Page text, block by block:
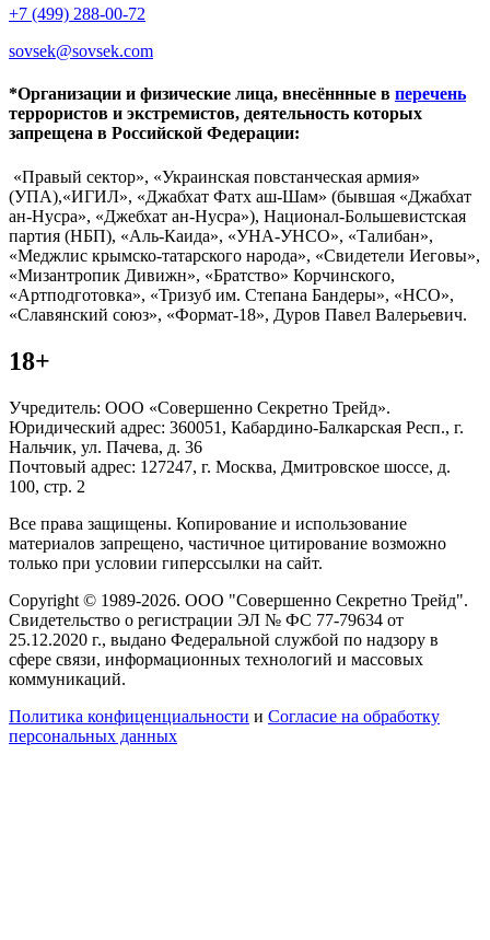
+7 (499) 288-00-72
sovsek@sovsek.com
*Организации и физические лица, внесённные в перечень
террористов и экстремистов, деятельность которых
запрещена в Российской Федерации:
«Правый сектор», «Украинская повстанческая армия»
(УПА),«ИГИЛ», «Джабхат Фатх аш-Шам» (бывшая «Джабхат
ан-Нусра», «Джебхат ан-Нусра»), Национал-Большевистская
партия (НБП), «Аль-Каида», «УНА-УНСО», «Талибан»,
«Меджлис крымско-татарского народа», «Свидетели Иеговы»,
«Мизантропик Дивижн», «Братство» Корчинского,
«Артподготовка», «Тризуб им. Степана Бандеры», «НСО»,
«Славянский союз», «Формат-18», Дуров Павел Валерьевич.
18+
Учредитель: ООО «Совершенно Секретно Трейд».
Юридический адрес: 360051, Кабардино-Балкарская Респ., г.
Нальчик, ул. Пачева, д. 36
Почтовый адрес: 127247, г. Москва, Дмитровское шоссе, д.
100, стр. 2
Все права защищены. Копирование и использование
материалов запрещено, частичное цитирование возможно
только при условии гиперссылки на сайт.
Copyright © 1989-2026. ООО "Совершенно Секретно Трейд".
Свидетельство о регистрации ЭЛ № ФС 77-79634 от
25.12.2020 г., выдано Федеральной службой по надзору в
сфере связи, информационных технологий и массовых
коммуникаций.
Политика конфиценциальности и Согласие на обработку
персональных данных